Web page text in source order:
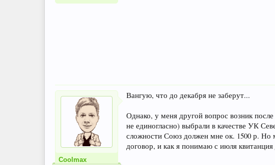
Coolmax
Вангую, что до декабря не заберут...
Однако, у меня другой вопрос возник
не единогласно) выбрали в качестве УК
сложности Союз должен мне ок. 1500 р. Но
договор, и как я понимаю с июля